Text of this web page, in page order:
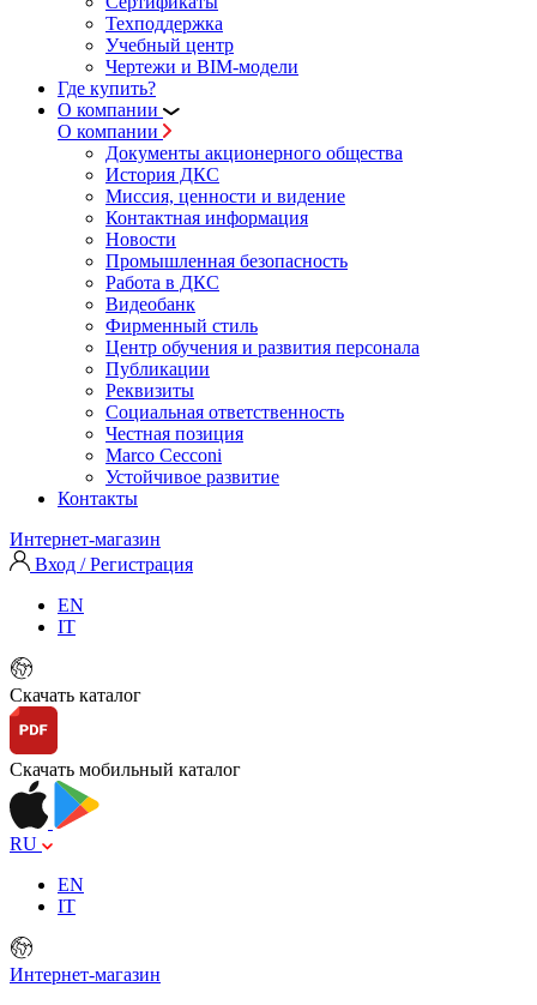
Техподдержка
Учебный центр
Чертежи и BIM-модели
Где купить?
О компании
О компании
Документы акционерного общества
История ДКС
Миссия, ценности и видение
Контактная информация
Новости
Промышленная безопасность
Работа в ДКС
Видеобанк
Фирменный стиль
Центр обучения и развития персонала
Публикации
Реквизиты
Социальная ответственность
Честная позиция
Marco Cecconi
Устойчивое развитие
Контакты
Интернет-магазин
Вход / Регистрация
EN
IT
Скачать каталог
Скачать мобильный каталог
RU
EN
IT
Интернет-магазин